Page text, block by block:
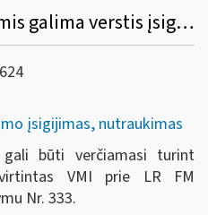
Kuriomis veiklos rūšimis galima verstis įsigijus verslo liudijimą?
įsigijimas, nutraukimas
būti verčiamasi turint
VMI prie LR FM
Nr. 333.